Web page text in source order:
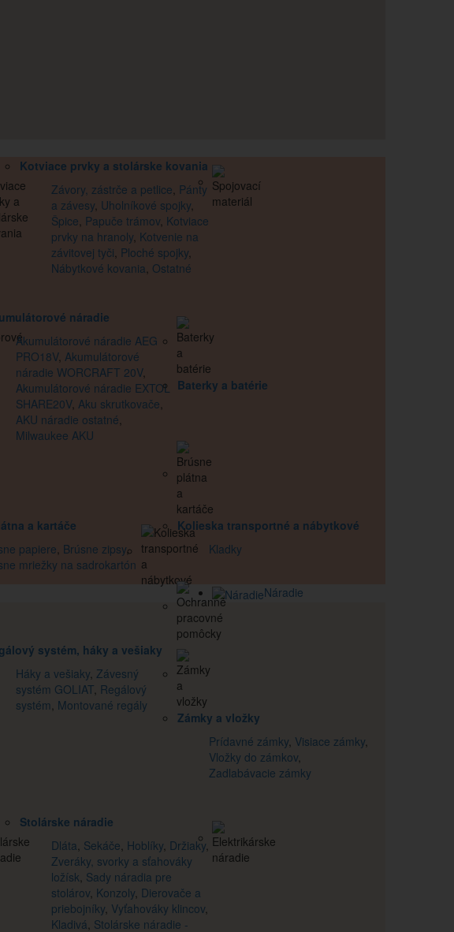
Kotviace prvky a stolárske kovania
Závory, zástrče a petlice, Pánty
a závesy, Uholníkové spojky,
Špice, Papuče trámov, Kotviace
prvky na hranoly, Kotvenie na
závitovej tyči, Ploché spojky,
Nábytkové kovania, Ostatné
náradie
Akumulátorové náradie AEG
PRO18V, Akumulátorové
náradie WORCRAFT 20V,
Akumulátorové náradie EXTOL
SHARE20V, Aku skrutkovače,
AKU náradie ostatné,
Milwaukee AKU
Baterky a batérie
a kartáče
papiere, Brúsne zipsy,
mriežky na sadrokartón
Kolieska transportné a nábytkové
Kladky
systém, háky a vešiaky
Háky a vešiaky, Závesný
systém GOLIAT, Regálový
systém, Montované regály
Zámky a vložky
Prídavné zámky, Visiace zámky,
Vložky do zámkov,
Zadlabávacie zámky
Náradie
Stolárske náradie
Dláta, Sekáče, Hoblíky, Držiaky,
Zveráky, svorky a sťahováky
ložísk, Sady náradia pre
stolárov, Konzoly, Dierovače a
priebojníky, Vyťahováky klincov,
Kladivá, Stolárske náradie -